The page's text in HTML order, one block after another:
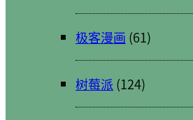
极客漫画 (61)
树莓派 (124)